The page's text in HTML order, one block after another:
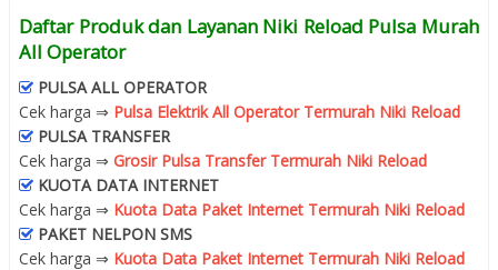
Daftar Produk dan Layanan Niki Reload Pulsa Murah
All Operator
PULSA ALL OPERATOR
Cek harga ⇒ Pulsa Elektrik All Operator Termurah Niki Reload
PULSA TRANSFER
Cek harga ⇒ Grosir Pulsa Transfer Termurah Niki Reload
KUOTA DATA INTERNET
Cek harga ⇒ Kuota Data Paket Internet Termurah Niki Reload
PAKET NELPON SMS
Cek harga ⇒ Kuota Data Paket Internet Termurah Niki Reload